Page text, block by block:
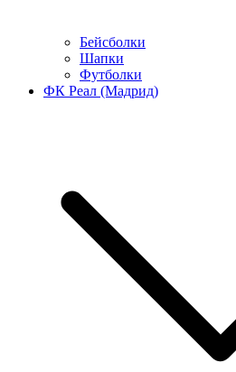
Бейсболки
Шапки
Футболки
ФК Реал (Мадрид)